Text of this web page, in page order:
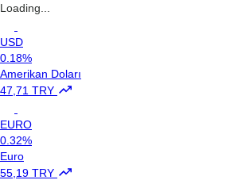
Loading...
USD
0.18%
Amerikan Doları
47,71 TRY
EURO
0.32%
Euro
55,19 TRY